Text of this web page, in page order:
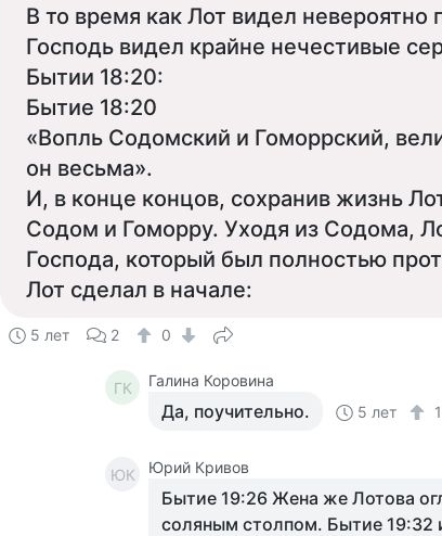
В то время как Лот видел
Господь видел крайне нечестивые
Бытии 18:20:
Бытие 18:20
«Вопль Содомский и Гоморрский,
он весьма».
И, в конце концов, сохранив жизнь
Содом и Гоморру. Уходя из Содома,
Господа, который был полностью
Лот сделал в начале:
5 лет 2 0
ГК Галина Коровина
Да, поучительно. 5 лет 1
ЮК Юрий Кривов
Бытие 19:26 Жена же Лотова
соляным столпом. Бытие 19:32